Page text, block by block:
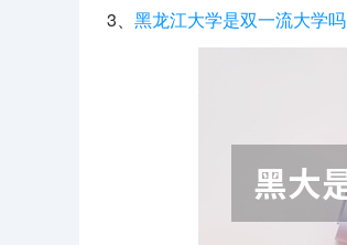
3、 黑龙江大学是双一流大学吗